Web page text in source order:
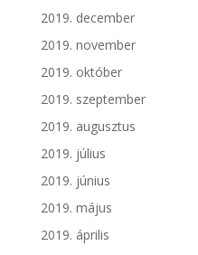
2019. december
2019. november
2019. október
2019. szeptember
2019. augusztus
2019. július
2019. június
2019. május
2019. április